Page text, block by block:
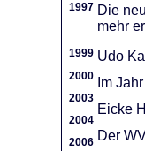
1997 Die
mehr
1999
2000
2003
2004
2006
Udo
Im
Eicke
Der